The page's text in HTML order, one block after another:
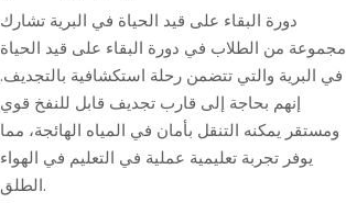
دورة البقاء على قيد الحياة في البرية تشارك
مجموعة من الطلاب في دورة البقاء على قيد الحياة
في البرية والتي تتضمن رحلة استكشافية بالتجديف.
إنهم بحاجة إلى قارب تجديف قابل للنفخ قوي
ومستقر يمكنه التنقل بأمان في المياه الهائجة، مما
يوفر تجربة تعليمية عملية في التعليم في الهواء
الطلق.